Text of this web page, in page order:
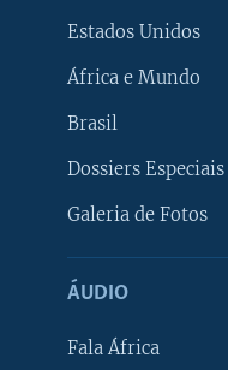
Estados Unidos
África e Mundo
Brasil
Dossiers Especiais
Galeria de Fotos
ÁUDIO
Fala África